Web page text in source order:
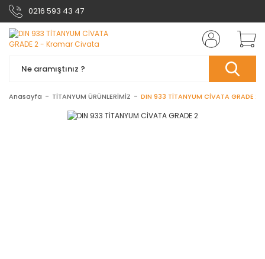
0216 593 43 47
Anasayfa TİTANYUM ÜRÜNLERİMİZ DIN 933 TİTANYUM CİVATA GRADE 2